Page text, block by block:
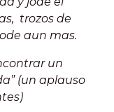
trozos de
aun mas.
un
(un aplauso